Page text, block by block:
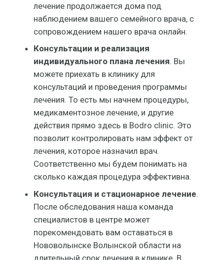
лечение продолжается дома под
наблюдением вашего семейного врача, с
сопровождением нашего врача онлайн.
Консультации и реализация
индивидуального плана лечения. Вы
можете приехать в клинику для
консультаций и проведения программы
лечения. То есть мы начнем процедуры,
медикаментозное лечение, и другие
действия прямо здесь в Bodro clinic. Это
позволит контролировать нам эффект от
лечения, которое назначил врач.
Соответственно мы будем понимать на
сколько каждая процедура эффективна.
Консультация и стационарное лечение.
После обследования наша команда
специалистов в центре может
порекомендовать вам оставаться в
Нововолынске Волынской области на
длительный срок лечения в клинике. В